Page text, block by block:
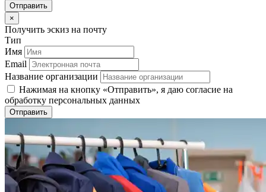
Отправить
×
Получить эскиз на почту
Тип
Имя
Email
Название организации
Нажимая на кнопку «Отправить», я даю согласие на
обработку персональных данных
Отправить